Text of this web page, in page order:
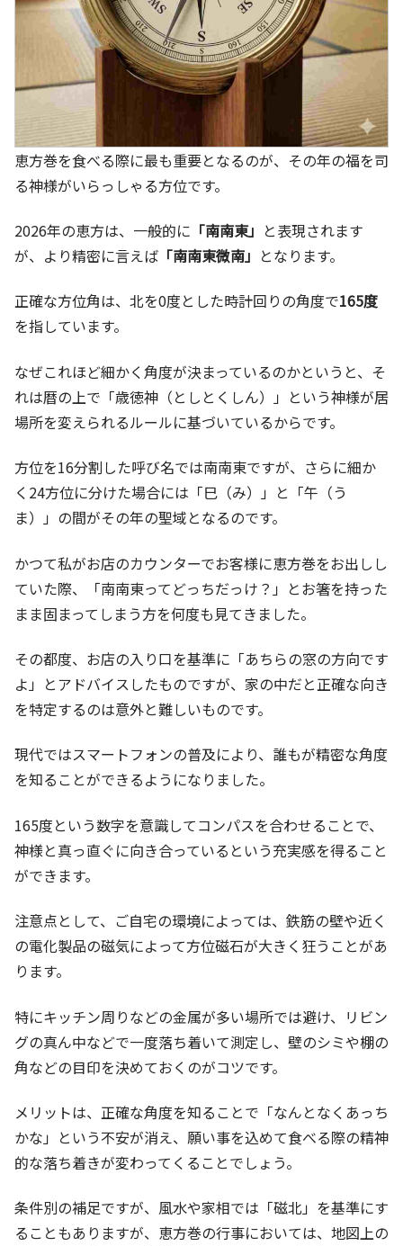
恵方巻を食べる際に最も重要となるのが、その年の福を司
る神様がいらっしゃる方位です。
2026年の恵方は、一般的に 「南南東」 と表現されます
が、より精密に言えば 「南南東微南」 となります。
正確な方位角は、北を0度とした時計回りの角度で165度
を指しています。
なぜこれほど細かく角度が決まっているのかというと、そ
れは暦の上で「歳徳神（としとくしん）」という神様が居
場所を変えられるルールに基づいているからです。
方位を16分割した呼び名では南南東ですが、さらに細か
く24方位に分けた場合には「巳（み）」と「午（う
ま）」の間がその年の聖域となるのです。
かつて私がお店のカウンターでお客様に恵方巻をお出しし
ていた際、「南南東ってどっちだっけ？」とお箸を持った
まま固まってしまう方を何度も見てきました。
その都度、お店の入り口を基準に「あちらの窓の方向です
よ」とアドバイスしたものですが、家の中だと正確な向き
を特定するのは意外と難しいものです。
現代ではスマートフォンの普及により、誰もが精密な角度
を知ることができるようになりました。
165度という数字を意識してコンパスを合わせることで、
神様と真っ直ぐに向き合っているという充実感を得ること
ができます。
注意点として、ご自宅の環境によっては、鉄筋の壁や近く
の電化製品の磁気によって方位磁石が大きく狂うことがあ
ります。
特にキッチン周りなどの金属が多い場所では避け、リビン
グの真ん中などで一度落ち着いて測定し、壁のシミや棚の
角などの目印を決めておくのがコツです。
メリットは、正確な角度を知ることで「なんとなくあっち
かな」という不安が消え、願い事を込めて食べる際の精神
的な落ち着きが変わってくることでしょう。
条件別の補足ですが、風水や家相では「磁北」を基準にす
ることもありますが、恵方巻の行事においては、地図上の